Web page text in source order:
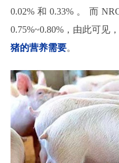
0.02%和0.33%。而
0.75%~0.80%，由此可见
猪的营养需要。